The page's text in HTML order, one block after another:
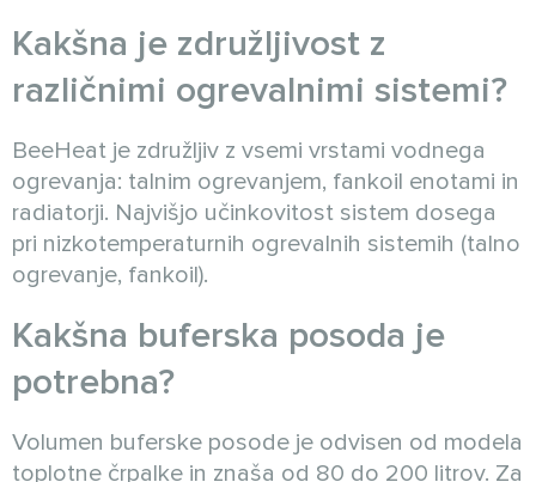
Kakšna je združljivost z
različnimi ogrevalnimi sistemi?
BeeHeat je združljiv z vsemi vrstami vodnega
ogrevanja: talnim ogrevanjem, fankoil enotami in
radiatorji. Najvišjo učinkovitost sistem dosega
pri nizkotemperaturnih ogrevalnih sistemih (talno
ogrevanje, fankoil).
Kakšna buferska posoda je
potrebna?
Volumen buferske posode je odvisen od modela
toplotne črpalke in znaša od 80 do 200 litrov. Za